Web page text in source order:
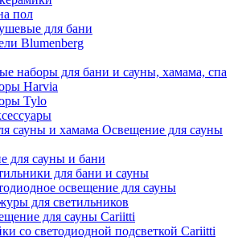
пол
для бани
Blumenberg
наборы для бани и сауны, хамама, спа
Harvia
Tylo
Освещение для сауны
для сауны и бани
для бани и сауны
освещение для сауны
для светильников
для сауны Cariitti
со светодиодной подсветкой Cariitti